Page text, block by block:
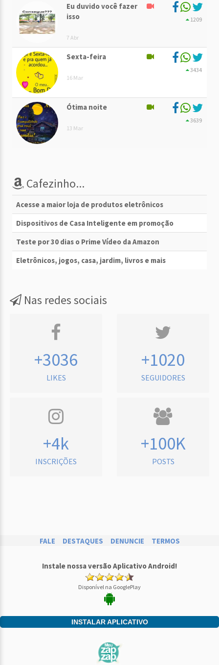
Eu duvido você fazer
isso
7 Abr
1209
Sexta-feira
16 Mar
3434
Ótima noite
13 Mar
3639
Cafezinho...
Acesse a maior loja de produtos eletrônicos
Dispositivos de Casa Inteligente em promoção
Teste por 30 dias o Prime Vídeo da Amazon
Eletrônicos, jogos, casa, jardim, livros e mais
Nas redes sociais
+3036
LIKES
+1020
SEGUIDORES
+4k
INSCRIÇÕES
+100K
POSTS
FALE DESTAQUES DENUNCIE TERMOS
Instale nossa versão Aplicativo Android!
Disponível na GooglePlay
INSTALAR APLICATIVO